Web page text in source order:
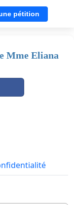
pétition
Mme Eliana